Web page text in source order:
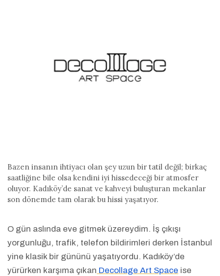
Bazen insanın ihtiyacı olan şey uzun bir tatil değil; birkaç
saatliğine bile olsa kendini iyi hissedeceği bir atmosfer
oluyor. Kadıköy’de sanat ve kahveyi buluşturan mekanlar
son dönemde tam olarak bu hissi yaşatıyor.
O gün aslında eve gitmek üzereydim. İş çıkışı
yorgunluğu, trafik, telefon bildirimleri derken İstanbul
yine klasik bir gününü yaşatıyordu. Kadıköy’de
yürürken karşıma çıkan Decollage Art Space ise